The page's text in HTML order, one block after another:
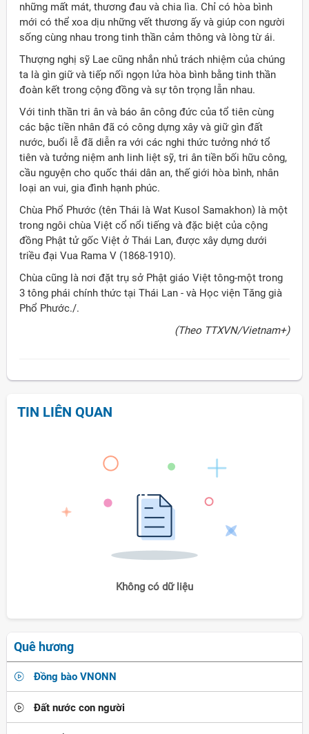
những mất mát, thương đau và chia lìa. Chỉ có hòa bình
mới có thể xoa dịu những vết thương ấy và giúp con người
sống cùng nhau trong tinh thần cảm thông và lòng từ ái.
Thượng nghị sỹ Lae cũng nhắn nhủ trách nhiệm của chúng
ta là gìn giữ và tiếp nối ngọn lửa hòa bình bằng tinh thần
đoàn kết trong cộng đồng và sự tôn trọng lẫn nhau.
Với tinh thần tri ân và báo ân công đức của tổ tiên cùng
các bậc tiền nhân đã có công dựng xây và giữ gìn đất
nước, buổi lễ đã diễn ra với các nghi thức tưởng nhớ tổ
tiên và tưởng niệm anh linh liệt sỹ, tri ân tiền bối hữu công,
cầu nguyện cho quốc thái dân an, thế giới hòa bình, nhân
loại an vui, gia đình hạnh phúc.
Chùa Phổ Phước (tên Thái là Wat Kusol Samakhon) là một
trong ngôi chùa Việt cổ nổi tiếng và đặc biệt của cộng
đồng Phật tử gốc Việt ở Thái Lan, được xây dựng dưới
triều đại Vua Rama V (1868-1910).
Chùa cũng là nơi đặt trụ sở Phật giáo Việt tông-một trong
3 tông phái chính thức tại Thái Lan - và Học viện Tăng già
Phổ Phước./.
(Theo TTXVN/Vietnam+)
TIN LIÊN QUAN
Không có dữ liệu
Quê hương
Đồng bào VNONN
Đất nước con người